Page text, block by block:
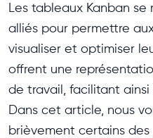
Les tableaux Kanban
alliés pour permettre
visualiser et optimiser
offrent une
de travail, facilitant
Dans cet article, nous
brièvement certains